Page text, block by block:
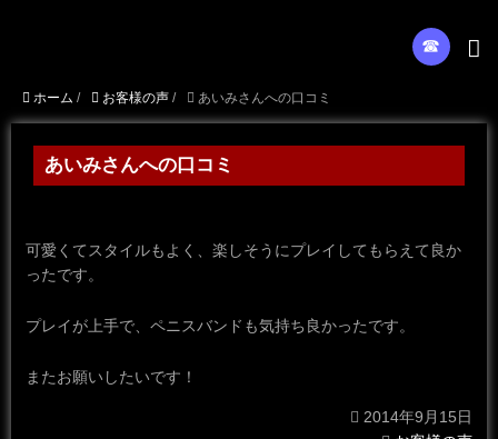
☎︎
ホーム / お客様の声 / あいみさんへの口コミ
あいみさんへの口コミ
可愛くてスタイルもよく、楽しそうにプレイしてもらえて良か
ったです。
プレイが上手で、ペニスバンドも気持ち良かったです。
またお願いしたいです！
2014年9月15日